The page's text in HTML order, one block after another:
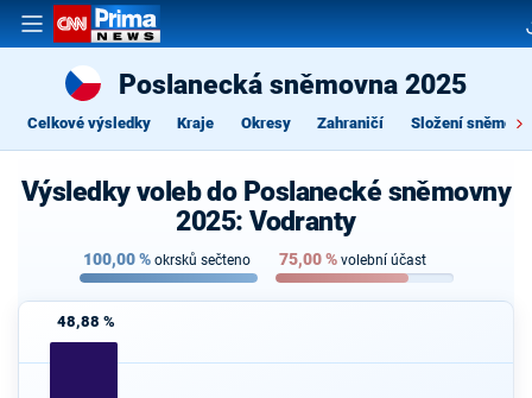
Poslanecká sněmovna 2025
Celkové výsledky Kraje Okresy Zahraničí Složení
Výsledky voleb do Poslanecké sněmovny
2025: Vodranty
100,00% okrsků sečteno 75,00% volební účast
48,88 %